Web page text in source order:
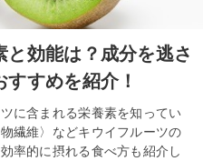
と効能は？成分を逃さ
すめを紹介！
に含まれる栄養素を知ってい
繊維〉などキウイフルーツの
率的に摂れる食べ方も紹介し